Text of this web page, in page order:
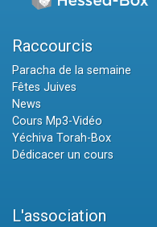
Raccourcis
Paracha de la semaine
Fêtes Juives
News
Cours Mp3-Vidéo
Yéchiva Torah-Box
Dédicacer un cours
L'association